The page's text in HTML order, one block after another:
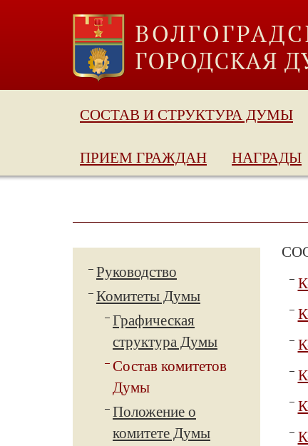
СОСТАВ И СТРУКТУРА ДУМЫ
ПРИЕМ ГРАЖДАН НАГРАДЫ
Руководство
Комитеты Думы
Графическая
структура Думы
Состав комитетов
Думы
Положение о
комитете Думы